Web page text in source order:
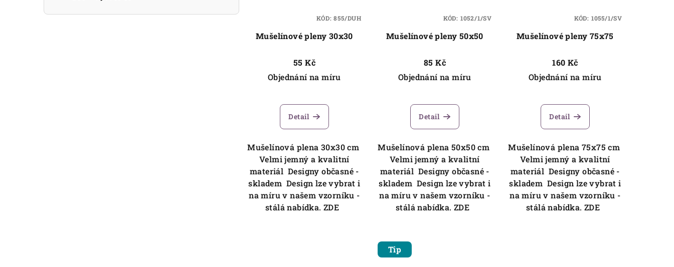
Mušelínové pleny 30x30
55 Kč
Objednání na míru
Detail
Mušelínová plena 30x30 cm
Velmi jemný a kvalitní
materiál Designy občasné -
skladem Design lze vybrat i
na míru v našem vzorníku -
stálá nabídka. ZDE
KÓD:855/DUH
Mušelínové pleny 50x50
85 Kč
Objednání na míru
Detail
Mušelínová plena 50x50 cm
Velmi jemný a kvalitní
materiál Designy občasné -
skladem Design lze vybrat i
na míru v našem vzorníku -
stálá nabídka. ZDE
KÓD: 1052/1/SV
Mušelínové pleny 75x75
160 Kč
Objednání na míru
Detail
Mušelínová plena 75x75 cm
Velmi jemný a kvalitní
materiál Designy občasné -
skladem Design lze vybrat i
na míru v našem vzorníku -
stálá nabídka. ZDE
KÓD: 1055/1/SV
Tip